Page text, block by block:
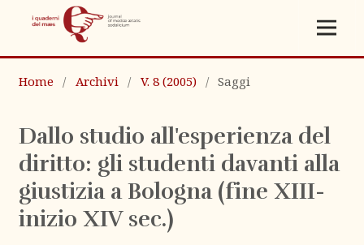
Home / Archivi / V. 8 (2005) / Saggi
Dallo studio all'esperienza del
diritto: gli studenti davanti alla
giustizia a Bologna (fine XIII-
inizio XIV sec.)